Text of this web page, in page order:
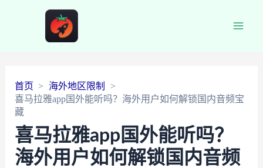
首页
海外地区限制
喜马拉雅app国外能听吗？海外用户如何解锁国内音频宝
藏
喜马拉雅app国外能听吗？
海外用户如何解锁国内音频